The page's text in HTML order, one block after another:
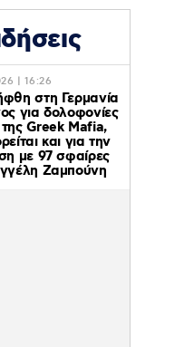
| 16:26
στη Γερμανία
για δολοφονίες
Greek Mafia,
και για την
με 97 σφαίρες
Ζαμπούνη